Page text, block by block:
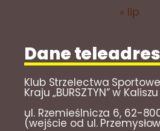
« lip
Dane
Klub Strzelectwa
Kraju „BURSZTYN” w Kaliszu
ul. Rzemieślnicza 6, 62-
(wejście od ul.